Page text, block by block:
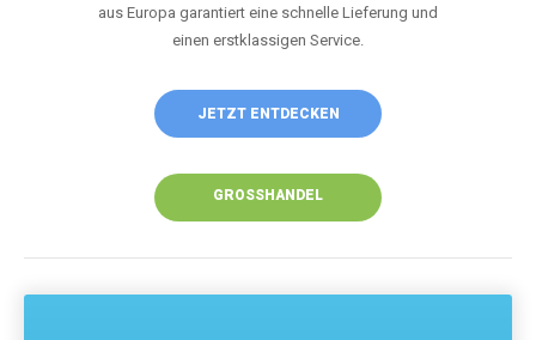
aus Europa garantiert eine schnelle Lieferung und
einen erstklassigen Service.
JETZT ENTDECKEN
GROSSHANDEL